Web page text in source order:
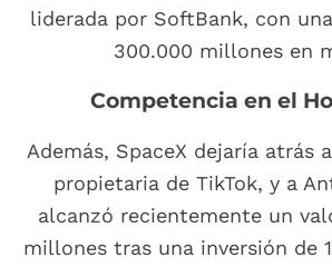
liderada por SoftBank, con
300.000 millones en
Competencia en el
Además, SpaceX dejaría atrás
propietaria de TikTok, y a
alcanzó recientemente un
millones tras una inversión de